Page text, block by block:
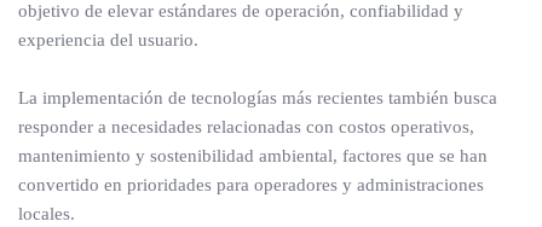
objetivo de elevar estándares de operación, confiabilidad y
experiencia del usuario.
La implementación de tecnologías más recientes también busca
responder a necesidades relacionadas con costos operativos,
mantenimiento y sostenibilidad ambiental, factores que se han
convertido en prioridades para operadores y administraciones
locales.